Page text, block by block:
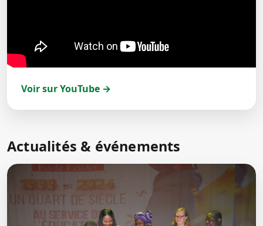
Voir sur YouTube →
Actualités & événements